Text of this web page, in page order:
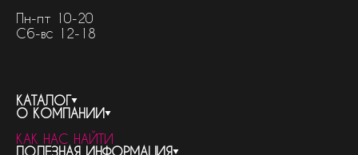
Пн-пт 10-20
Сб-вс 12-18
КАТАЛОГ
весь каталог
бренды
О КОМПАНИИ
контакты
КАК НАС НАЙТИ
ПОЛЕЗНАЯ ИНФОРМАЦИЯ